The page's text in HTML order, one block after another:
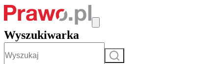
Wyszukiwarka
Szukaj